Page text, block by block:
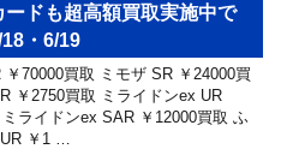
ードも超高額買取実施中で
・6/19
￥70000買取 ミモザ SR ￥24000買
￥2750買取 ミライドンex UR
ミライドンex SAR ￥12000買取 ふ
￥1 …